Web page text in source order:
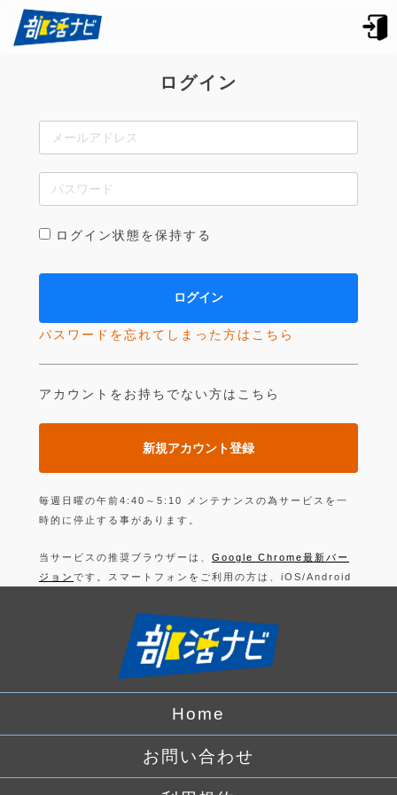
ログイン
ログイン状態を保持する
パスワードを忘れてしまった方はこちら
アカウントをお持ちでない方はこちら
新規アカウント登録
毎週日曜の午前4:40～5:10 メンテナンスの為サービスを一
時的に停止する事があります。
当サービスの推奨ブラウザーは、 Google Chrome最新バー
ジョン です。スマートフォンをご利用の方は、iOS/Android
上記以外のブラウザーでは正常に動作できない可能性があり
ますので、ご注意ください。
ログインすることにより、部活の利用規約
なります。
プライバシーポリシー をお読みください。
でログイン
Home
お問い合わせ